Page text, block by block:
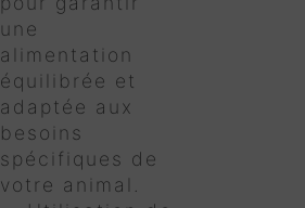
une
alimentation
équilibrée et
adaptée aux
besoins
spécifiques de
votre animal.